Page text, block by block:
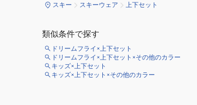
スキー スキーウェア 上下セット
類似条件で探す
ドリームフライ×上下セット
ドリームフライ×上下セット×その他のカラー
キッズ×上下セット
キッズ×上下セット×その他のカラー